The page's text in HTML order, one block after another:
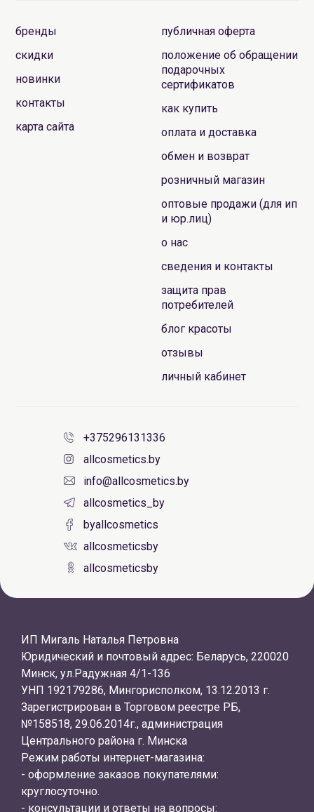
бренды
скидки
новинки
контакты
карта сайта
публичная оферта
положение об обращении
подарочных
сертификатов
как купить
оплата и доставка
обмен и возврат
розничный магазин
оптовые продажи (для ип
и юр.лиц)
о нас
сведения и контакты
защита прав
потребителей
блог красоты
отзывы
личный кабинет
+375296131336
allcosmetics.by
info@allcosmetics.by
allcosmetics_by
byallcosmetics
allcosmeticsby
allcosmeticsby
ИП Мигаль Наталья Петровна
Юридический и почтовый адрес: Беларусь, 220020
Минск, ул.Радужная 4/1-136
УНП 192179286, Мингорисполком, 13.12.2013 г.
Зарегистрирован в Торговом реестре РБ,
№158518, 29.06.2014г., администрация
Центрального района г. Минска
Режим работы интернет-магазина:
- оформление заказов покупателями:
круглосуточно.
- консультации и ответы на вопросы: